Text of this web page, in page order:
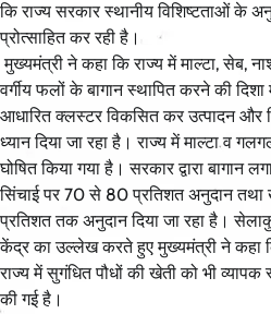
कि राज्य सरकार स्थानीय विशिष्टताओं के
प्रोत्साहित कर रही है।
मुख्यमंत्री ने कहा कि राज्य में माल्टा, सेब,
वर्गीय फलों के बागान स्थापित करने की
आधारित क्लस्टर विकसित कर उत्पादन और
ध्यान दिया जा रहा है। राज्य में माल्टा व
घोषित किया गया है। सरकार द्वारा बागान
सिंचाई पर 70 से 80 प्रतिशत अनुदान तथा
प्रतिशत तक अनुदान दिया जा रहा है।
केंद्र का उल्लेख करते हुए मुख्यमंत्री ने
राज्य में सुगंधित पौधों की खेती को भी व्यापक
की गई है।